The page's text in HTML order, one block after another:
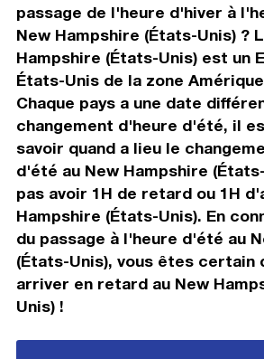
passage de l'heure d'hiver à
New Hampshire (États-Unis) ?
Hampshire (États-Unis) est un
États-Unis de la zone
Chaque pays a une date
changement d'heure d'été, il
savoir quand a lieu le
d'été au New Hampshire
pas avoir 1H de retard ou 1H
Hampshire (États-Unis). En
du passage à l'heure d'été au
(États-Unis), vous êtes certain
arriver en retard au New
Unis) !